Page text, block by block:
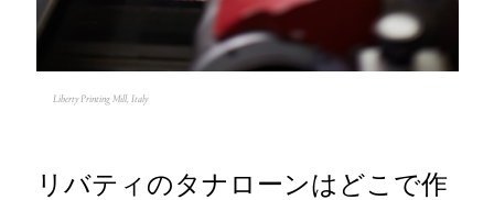
Liberty Printing Mill, Italy
リバティのタナローンはどこで作